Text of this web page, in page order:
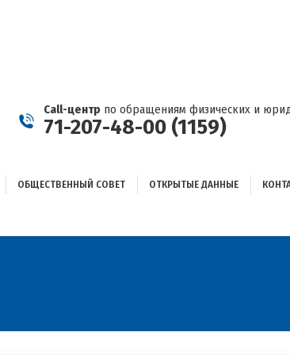
Call-центр по обращениям физических и
71-207-48-00 (1159)
ОБЩЕСТВЕННЫЙ СОВЕТ ОТКРЫТЫЕ ДАННЫЕ